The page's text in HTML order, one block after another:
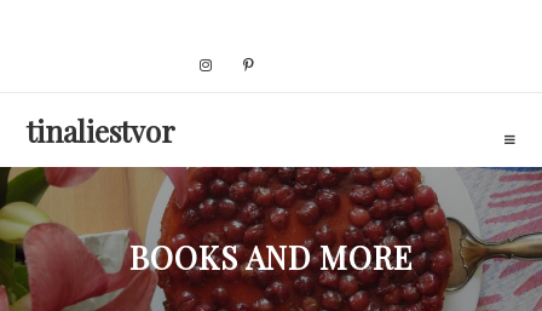
tinaliestvor
BOOKS AND MORE